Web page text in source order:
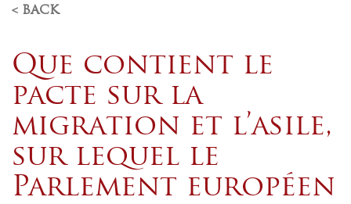
< BACK
Que contient le
pacte sur la
migration et l’asile,
sur lequel le
Parlement européen